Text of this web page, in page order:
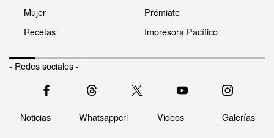
Mujer
Recetas
Prémiate
Impresora Pacífico
- Redes sociales -
Noticias Whatsappcri Videos Galerías